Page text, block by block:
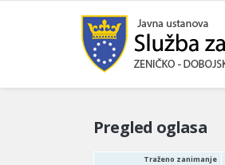
Pregled oglasa
Traženo zanimanje